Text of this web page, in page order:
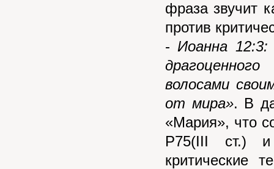
фраза звучит
против
- Иоанна
волосами
от мира». В
«Мария», что
P75(III ст.) и
критические